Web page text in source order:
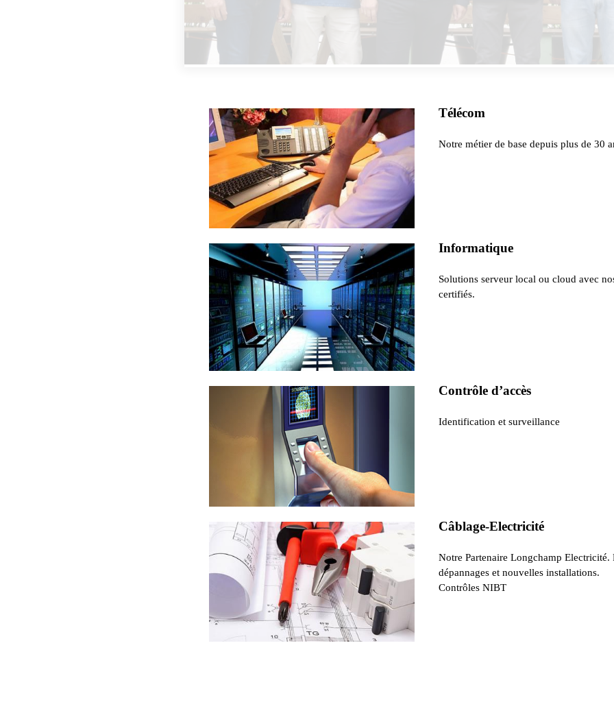
Télécom
Notre métier de base depuis plus de 30
Informatique
Solutions serveur local ou cloud avec
certifiés.
Contrôle d’accès
Identification et surveillance
Câblage-Electricité
Notre Partenaire Longchamp Electricité.
dépannages et nouvelles installations.
Contrôles NIBT